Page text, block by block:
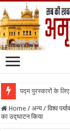
पद्म पुरस्कारों के
Home / अन्य / विश्व
का उद्घाटन किया